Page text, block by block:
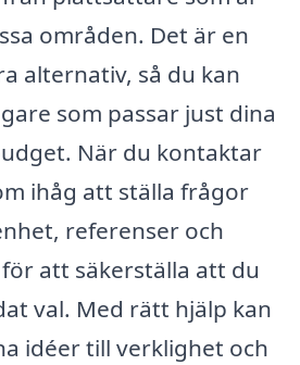
områden. Det är en
alternativ, så du kan
som passar just dina
När du kontaktar
ihåg att ställa frågor
referenser och
att säkerställa att du
val. Med rätt hjälp kan
idéer till verklighet och